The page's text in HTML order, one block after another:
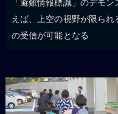
「避難情報標識」のデモ
えば、上空の視野が限ら
の受信が可能となる